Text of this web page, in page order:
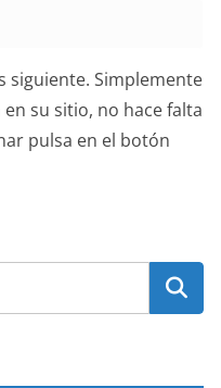
siguiente. Simplemente
su sitio, no hace falta
pulsa en el botón